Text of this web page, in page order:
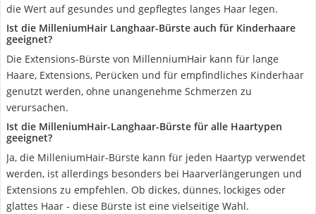
die Wert auf gesundes und gepflegtes langes Haar legen.
Ist die MilleniumHair Langhaar-Bürste auch für Kinderhaare
geeignet?
Die Extensions-Bürste von MillenniumHair kann für lange
Haare, Extensions, Perücken und für empfindliches Kinderhaar
genutzt werden, ohne unangenehme Schmerzen zu
verursachen.
Ist die MilleniumHair-Langhaar-Bürste für alle Haartypen
geeignet?
Ja, die MilleniumHair-Bürste kann für jeden Haartyp verwendet
werden, ist allerdings besonders bei Haarverlängerungen und
Extensions zu empfehlen. Ob dickes, dünnes, lockiges oder
glattes Haar - diese Bürste ist eine vielseitige Wahl.